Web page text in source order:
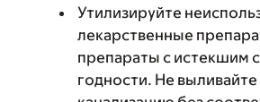
Утилизируйте
лекарственные
препараты с истекшим
годности. Не выливайте